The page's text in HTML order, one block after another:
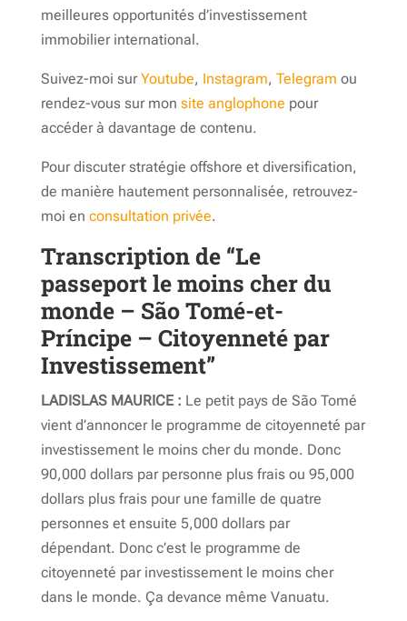
meilleures opportunités d’investissement
immobilier international.
Suivez-moi surYoutube, Instagram, Telegram ou
rendez-vous sur mon site anglophone pour
accéder à davantage de contenu.
Pour discuter stratégie offshore et diversification,
de manière hautement personnalisée, retrouvez-
moi en consultation privée.
Transcription de “Le
passeport le moins cher du
monde – São Tomé-et-
Príncipe – Citoyenneté par
Investissement”
LADISLAS MAURICE : Le petit pays de São Tomé
vient d’annoncer le programme de citoyenneté par
investissement le moins cher du monde. Donc
90,000 dollars par personne plus frais ou 95,000
dollars plus frais pour une famille de quatre
personnes et ensuite 5,000 dollars par
dépendant. Donc c’est le programme de
citoyenneté par investissement le moins cher
dans le monde. Ça devance même Vanuatu.